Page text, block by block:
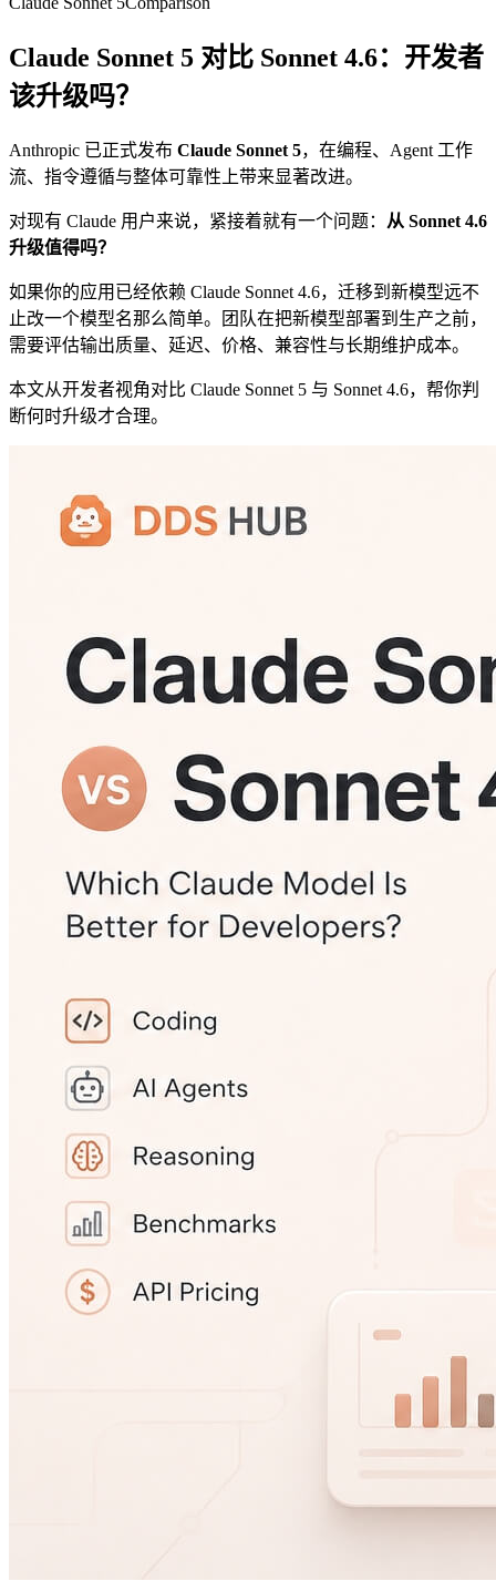
Claude Sonnet 5 对比 Sonnet 4.6：开发者
该升级吗？
Anthropic 已正式发布 Claude Sonnet 5，在编程、Agent 工作
流、指令遵循与整体可靠性上带来显著改进。
对现有 Claude 用户来说，紧接着就有一个问题： 从 Sonnet 4.6
升级值得吗？
如果你的应用已经依赖 Claude Sonnet 4.6，迁移到新模型远不
止改一个模型名那么简单。团队在把新模型部署到生产之前，
需要评估输出质量、延迟、价格、兼容性与长期维护成本。
本文从开发者视角对比 Claude Sonnet 5 与 Sonnet 4.6，帮你判
断何时升级才合理。